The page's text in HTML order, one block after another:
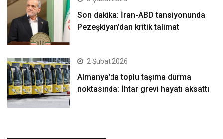
Son dakika: İran-ABD tansiyonunda
Pezeşkiyan’dan kritik talimat
2 Şubat 2026
Almanya’da toplu taşıma durma
noktasında: İhtar grevi hayatı aksattı